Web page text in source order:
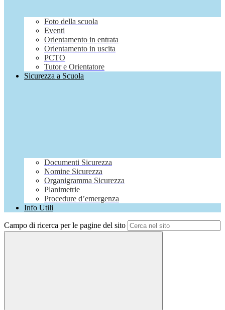
Foto della scuola
Eventi
Orientamento in entrata
Orientamento in uscita
PCTO
Tutor e Orientatore
Sicurezza a Scuola
Documenti Sicurezza
Nomine Sicurezza
Organigramma Sicurezza
Planimetrie
Procedure d’emergenza
Info Utili
Campo di ricerca per le pagine del sito